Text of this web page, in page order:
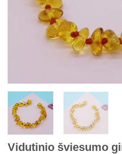
Vidutinio šviesumo